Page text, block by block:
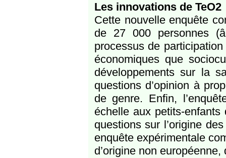
Les innovations de TeO2
Cette nouvelle enquête
de 27 000 personnes
processus de
économiques que
développements sur la
questions d’opinion à
de genre. Enfin,
échelle aux petits-enfants
questions sur l’origine
enquête expérimentale
d’origine non européenne,